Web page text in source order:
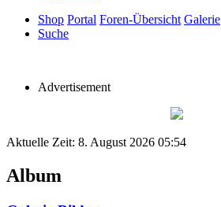
Shop Portal Foren-Übersicht Galerie
Suche
Advertisement
Aktuelle Zeit: 8. August 2026 05:54
Album